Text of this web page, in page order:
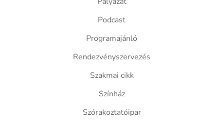
Podcast
Programajánló
Rendezvényszervezés
Szakmai cikk
Színház
Szórakoztatóipar